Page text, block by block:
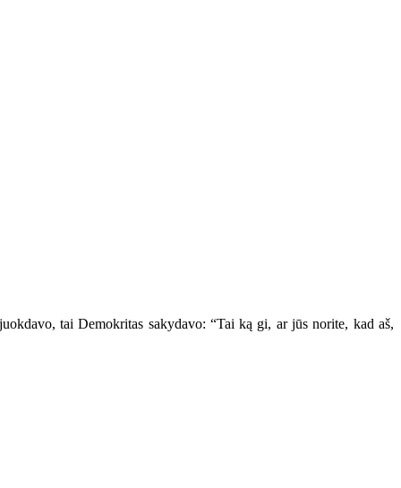
tai Demokritas sakydavo: “Tai ką gi, ar jūs norite, kad aš,